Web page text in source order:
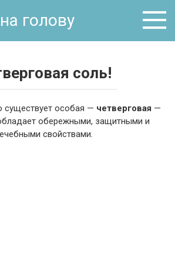
голову
соль!
существует особая — четверговая —
обережными, защитными и
свойствами.